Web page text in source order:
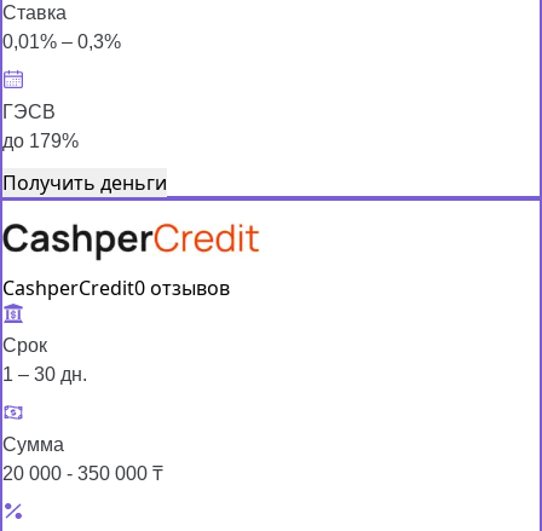
Ставка
0,01% – 0,3%
ГЭСВ
до 179%
Получить деньги
CashperCredit0 отзывов
Срок
1 – 30 дн.
Сумма
20 000 - 350 000 ₸